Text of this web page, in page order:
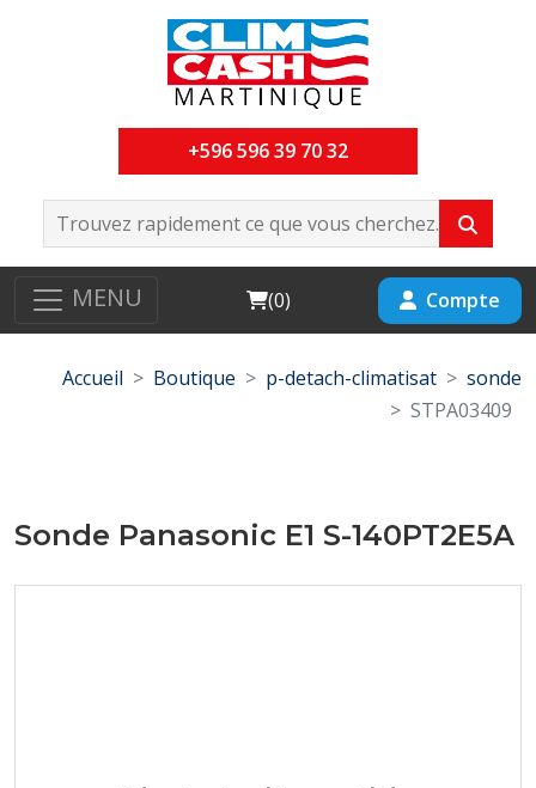
+596 596 39 70 32
MENU Cart
(0) Compte
Accueil Boutique p-detach-climatisat
sonde
STPA03409
Sonde Panasonic E1 S-140PT2E5A